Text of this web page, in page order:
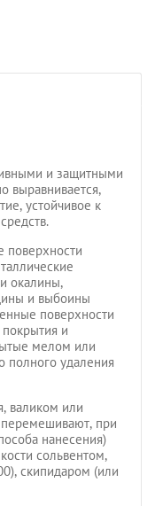
и защитными
выравнивается,
устойчивое к
окалины,
и выбоины
поверхности
и
мелом или
полного удаления
валиком или
при
нанесения)
сольвентом,
скипидаром (или